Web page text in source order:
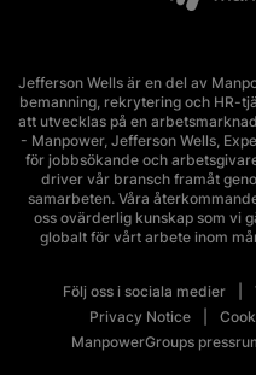
Jefferson Wells är en del av
bemanning, rekrytering och HR-
att utvecklas på en
- Manpower, Jefferson Wells,
för jobbsökande och
driver vår bransch framåt
samarbeten. Våra
oss ovärderlig kunskap som vi
globalt för vårt arbete inom
Följ oss i sociala medier
Privacy Notice
ManpowerGroups